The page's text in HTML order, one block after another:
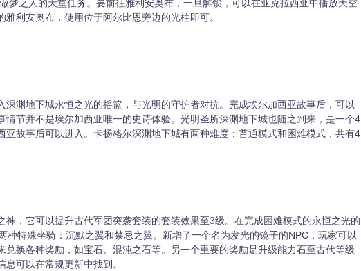
梦之人的天堂任务。要前往雅利安奥布，一旦解锁，可以在亚克拉西亚中播放天空
利安奥布，使用位于阿尔比恩旁边的光柱即可。
深渊地下城永恒之光的摇篮，与光明的守护者对抗。完成埃尔加西亚故事后，可以
情节并不是埃尔加西亚唯一的史诗体验。光明圣所深渊地下城也随之到来，是一个4
亚故事后可以进入。卡扬格尔深渊地下城有两种难度：普通模式和困难模式，共有4
神，它可以提升古代军团突袭套装的套装效果至3级。在完成困难模式的永恒之光的
种特殊坐骑：沉默之翼和禁忌之翼。新增了一个名为发光的镜子的NPC，玩家可以
兑换各种奖励，如宝石、混沌之石等。另一个重要的奖励是升级能力石至古代等级
可以在常规更新中找到。